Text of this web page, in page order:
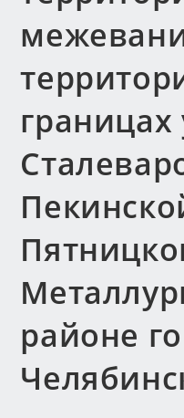
границах
районе